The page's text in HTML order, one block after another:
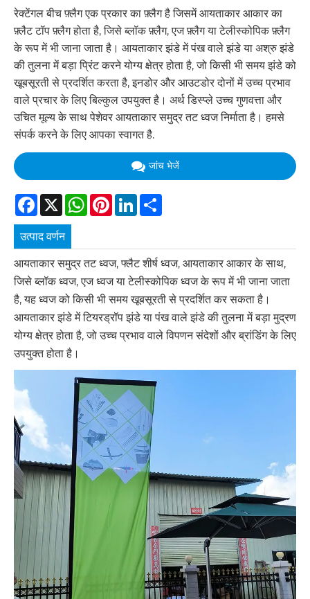
रेक्टेंगल बीच फ़्लैग एक प्रकार का फ़्लैग है जिसमें आयताकार आकार का
फ़्लैट टॉप फ़्लैग होता है, जिसे ब्लॉक फ़्लैग, एज फ़्लैग या टेलीस्कोपिक फ़्लैग
के रूप में भी जाना जाता है। आयताकार झंडे में पंख वाले झंडे या अश्रु झंडे
की तुलना में बड़ा प्रिंट करने योग्य क्षेत्र होता है, जो किसी भी समय झंडे को
खूबसूरती से प्रदर्शित करता है, इनडोर और आउटडोर दोनों में उच्च प्रभाव
वाले प्रचार के लिए बिल्कुल उपयुक्त है। अर्थ डिस्प्ले उच्च गुणवत्ता और
उचित मूल्य के साथ पेशेवर आयताकार समुद्र तट ध्वज निर्माता है। हमसे
संपर्क करने के लिए आपका स्वागत है.
जांच भेजें
Facebook
X WhatsApp
Pinterest
LinkedIn
उत्पाद वर्णन
आयताकार समुद्र तट ध्वज, फ्लैट शीर्ष ध्वज, आयताकार आकार के साथ,
जिसे ब्लॉक ध्वज, एज ध्वज या टेलीस्कोपिक ध्वज के रूप में भी जाना जाता
है, यह ध्वज को किसी भी समय खूबसूरती से प्रदर्शित कर सकता है।
आयताकार झंडे में टियरड्रॉप झंडे या पंख वाले झंडे की तुलना में बड़ा मुद्रण
योग्य क्षेत्र होता है, जो उच्च प्रभाव वाले विपणन संदेशों और ब्रांडिंग के लिए
उपयुक्त होता है।